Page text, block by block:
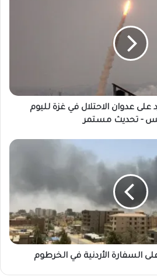
على عدوان الاحتلال في غزة لليوم
- تحديث مستمر
على السفارة الأردنية في الخرطوم